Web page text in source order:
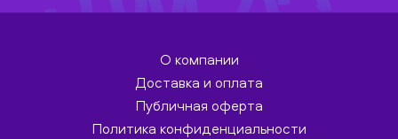
О компании
Доставка и оплата
Публичная оферта
Политика конфиденциальности